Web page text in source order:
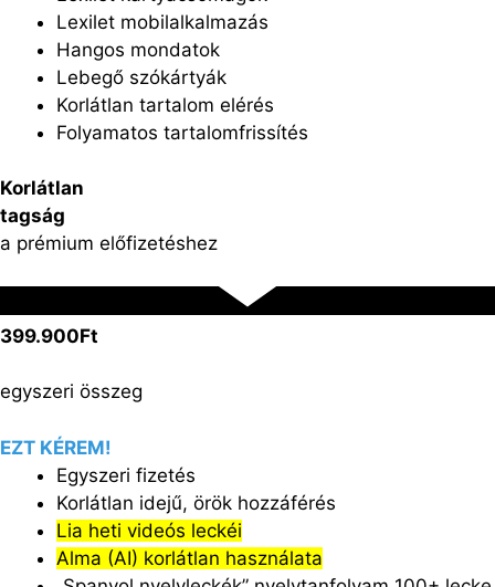
Lexilet mobilalkalmazás
Hangos mondatok
Lebegő szókártyák
Korlátlan tartalom elérés
Folyamatos tartalomfrissítés
Korlátlan
tagság
a prémium előfizetéshez
399.900Ft
egyszeri összeg
EZT KÉREM!
Egyszeri fizetés
Korlátlan idejű, örök hozzáférés
Lia heti videós leckéi
Alma (AI) korlátlan használata